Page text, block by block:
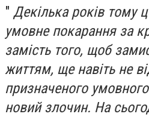
" Декілька років тому
умовне покарання за
замість того, щоб
життям, ще навіть не
призначеного
новий злочин. На